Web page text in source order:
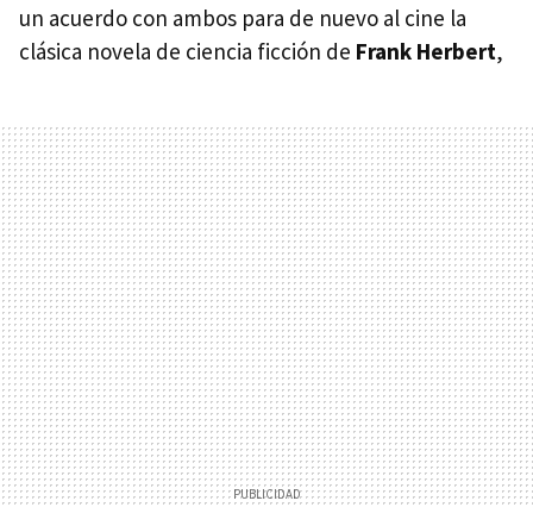
un acuerdo con ambos para de nuevo al cine la
clásica novela de ciencia ficción de Frank Herbert,